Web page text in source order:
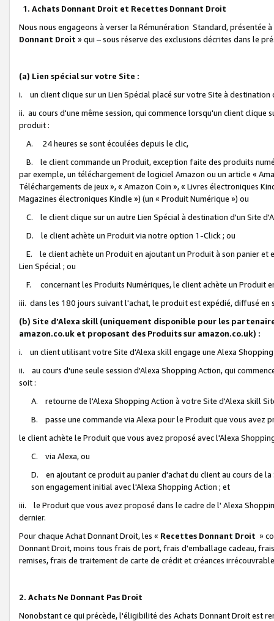
1. Achats Donnant Droit et Recettes Donnant Droit
Nous nous engageons à verser la Rémunération Standard, présentée
Donnant Droit » qui – sous réserve des exclusions décrites dans le
(a) Lien spécial sur votre Site :
i. un client clique sur un Lien Spécial placé sur votre Site à destination
ii. au cours d'une même session, qui commence lorsqu'un client
produit :
A. 24 heures se sont écoulées depuis le clic,
B. le client commande un Produit, exception faite des produits
par exemple, un téléchargement de logiciel Amazon ou un article «
Téléchargements de jeux », « Amazon Coin », « Livres électroniques
Magazines électroniques Kindle ») (un « Produit Numérique ») ou
C. le client clique sur un autre Lien Spécial à destination d'un Site
D. le client achète un Produit via notre option 1-Click ; ou
E. le client achète un Produit en ajoutant un Produit à son panier et
Lien Spécial ; ou
F. concernant les Produits Numériques, le client achète un Produit
iii. dans les 180 jours suivant l'achat, le produit est expédié, diffusé
(b) Site d'Alexa skill (uniquement disponible pour les
amazon.co.uk et proposant des Produits sur amazon.co.uk) :
i. un client utilisant votre Site d'Alexa skill engage une Alexa
ii. au cours d'une seule session d'Alexa Shopping Action, qui
soit :
A. retourne de l'Alexa Shopping Action à votre Site d'Alexa skill
B. passe une commande via Alexa pour le Produit que vous avez
le client achète le Produit que vous avez proposé avec l'Alexa
C. via Alexa, ou
D. en ajoutant ce produit au panier d'achat du client au cours de
son engagement initial avec l'Alexa Shopping Action ; et
iii. le Produit que vous avez proposé dans le cadre de l' Alexa
dernier.
Pour chaque Achat Donnant Droit, les « Recettes Donnant Droit »
Donnant Droit, moins tous frais de port, frais d'emballage cadeau,
remises, frais de traitement de carte de crédit et créances
2. Achats Ne Donnant Pas Droit
Nonobstant ce qui précède, l'éligibilité des Achats Donnant Droit est